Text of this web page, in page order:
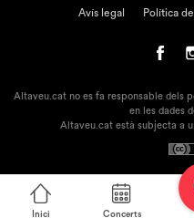
Inici Concerts
Avís legal
Política
Altaveu.cat no es fa responsable dels
en les dades
Altaveu.cat està subjecta a